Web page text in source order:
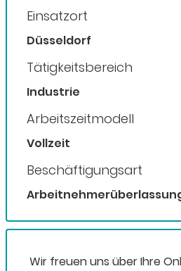
Einsatzort
Düsseldorf
Tätigkeitsbereich
Industrie
Arbeitszeitmodell
Vollzeit
Beschäftigungsart
Wir freuen uns über Ihre